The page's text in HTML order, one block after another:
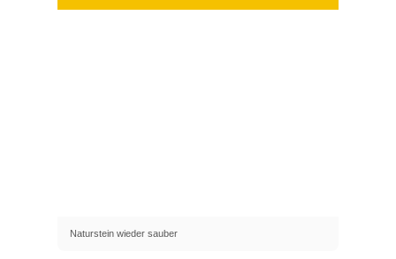
Naturstein wieder sauber